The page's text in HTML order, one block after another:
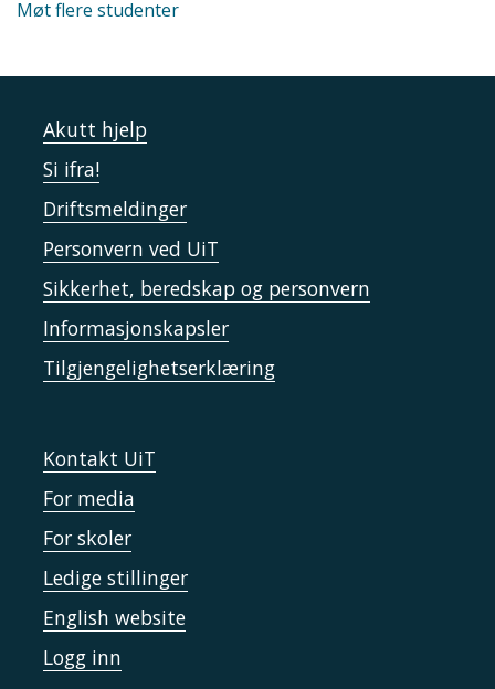
Møt flere studenter
Akutt hjelp
Si ifra!
Driftsmeldinger
Personvern ved UiT
Sikkerhet, beredskap og personvern
Informasjonskapsler
Tilgjengelighetserklæring
Kontakt UiT
For media
For skoler
Ledige stillinger
English website
Logg inn